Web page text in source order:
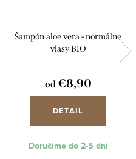
Šampón aloe vera - normálne
vlasy BIO
od€8,90
DETAIL
Doručíme do 2-5 dní